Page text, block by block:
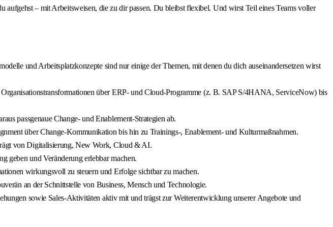
– mit Arbeitsweisen, die zu dir passen. Du bleibst flexibel. Und wirst Teil eines Teams voller
und Arbeitsplatzkonzepte sind nur einige der Themen, mit denen du dich auseinandersetzen wirst
über ERP‑ und Cloud‑Programme (z. B. SAP S/4HANA, ServiceNow) bis
passgenaue Change‑ und Enablement‑Strategien ab.
über Change‑Kommunikation bis hin zu Trainings‑, Enablement‑ und Kulturmaßnahmen.
von Digitalisierung, New Work, Cloud & AI.
geben und Veränderung erlebbar machen.
wirkungsvoll zu steuern und Erfolge sichtbar zu machen.
an der Schnittstelle von Business, Mensch und Technologie.
sowie Sales‑Aktivitäten aktiv mit und trägst zur Weiterentwicklung unserer Angebote und